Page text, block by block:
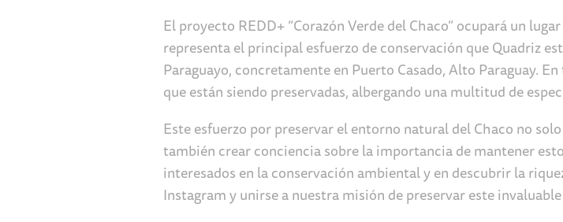
El proyecto REDD+ “Corazón Verde del Chaco” ocupará un
representa el principal esfuerzo de conservación que Quadriz
Paraguayo, concretamente en Puerto Casado, Alto Paraguay.
que están siendo preservadas, albergando una multitud de
Este esfuerzo por preservar el entorno natural del Chaco no
también crear conciencia sobre la importancia de mantener
interesados en la conservación ambiental y en descubrir la
Instagram y unirse a nuestra misión de preservar este